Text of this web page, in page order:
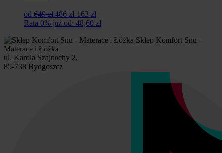
od 649 zł Pierwotna
cena
649
zł.
486 złAktualna
cena
486
-163 zł
Rata 0% już od: 48,60 zł
Sklep Komfort Snu -
Materace i Łóżka
ul. Karola Szajnochy 2,
85-738 Bydgoszcz